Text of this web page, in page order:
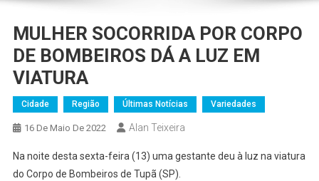
MULHER SOCORRIDA POR CORPO
DE BOMBEIROS DÁ A LUZ EM
VIATURA
Cidade Região Últimas Notícias Variedades
16 De Maio De 2022 Alan Teixeira
Na noite desta sexta-feira (13) uma gestante deu à luz na viatura
do Corpo de Bombeiros de Tupã (SP).